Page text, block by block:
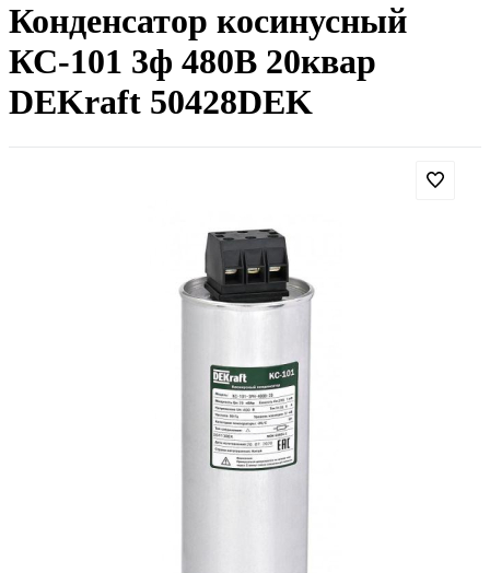
Конденсатор косинусный
КС-101 3ф 480В 20квар
DEKraft 50428DEK